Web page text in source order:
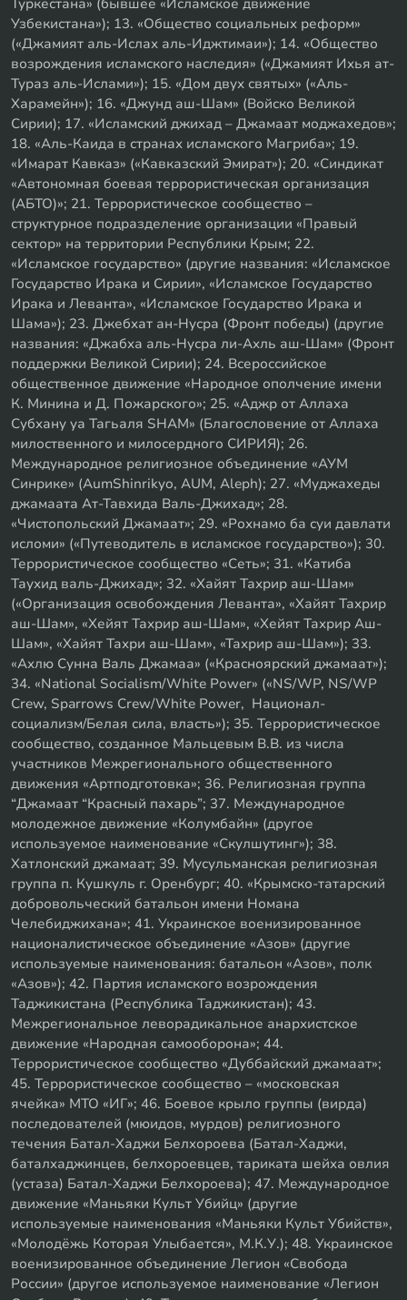
Узбекистана»); 13. «Общество социальных реформ»
(«Джамият аль-Ислах аль-Иджтимаи»); 14. «Общество
возрождения исламского наследия» («Джамият Ихья ат-
Тураз аль-Ислами»); 15. «Дом двух святых» («Аль-
Харамейн»); 16. «Джунд аш-Шам» (Войско Великой
Сирии); 17. «Исламский джихад – Джамаат моджахедов»;
18. «Аль-Каида в странах исламского Магриба»; 19.
«Имарат Кавказ» («Кавказский Эмират»); 20. «Синдикат
«Автономная боевая террористическая организация
(АБТО)»; 21. Террористическое сообщество –
структурное подразделение организации «Правый
сектор» на территории Республики Крым; 22.
«Исламское государство» (другие названия: «Исламское
Государство Ирака и Сирии», «Исламское Государство
Ирака и Леванта», «Исламское Государство Ирака и
Шама»); 23. Джебхат ан-Нусра (Фронт победы) (другие
названия: «Джабха аль-Нусра ли-Ахль аш-Шам» (Фронт
поддержки Великой Сирии); 24. Всероссийское
общественное движение «Народное ополчение имени
К. Минина и Д. Пожарского»; 25. «Аджр от Аллаха
Субхану уа Тагьаля SHAM» (Благословение от Аллаха
милоственного и милосердного СИРИЯ); 26.
Международное религиозное объединение «АУМ
Синрике» (AumShinrikyo, AUM, Aleph); 27. «Муджахеды
джамаата Ат-Тавхида Валь-Джихад»; 28.
«Чистопольский Джамаат»; 29. «Рохнамо ба суи давлати
исломи» («Путеводитель в исламское государство»); 30.
Террористическое сообщество «Сеть»; 31. «Катиба
Таухид валь-Джихад»; 32. «Хайят Тахрир аш-Шам»
(«Организация освобождения Леванта», «Хайят Тахрир
аш-Шам», «Хейят Тахрир аш-Шам», «Хейят Тахрир Аш-
Шам», «Хайят Тахри аш-Шам», «Тахрир аш-Шам»); 33.
«Ахлю Сунна Валь Джамаа» («Красноярский джамаат»);
34. «National Socialism/White Power» («NS/WP, NS/WP
Crew, Sparrows Crew/White Power, Национал-
социализм/Белая сила, власть»); 35. Террористическое
сообщество, созданное Мальцевым В.В. из числа
участников Межрегионального общественного
движения «Артподготовка»; 36. Религиозная группа
“Джамаат “Красный пахарь”; 37. Международное
молодежное движение «Колумбайн» (другое
используемое наименование «Скулшутинг»); 38.
Хатлонский джамаат; 39. Мусульманская религиозная
группа п. Кушкуль г. Оренбург; 40. «Крымско-татарский
добровольческий батальон имени Номана
Челебиджихана»; 41. Украинское военизированное
националистическое объединение «Азов» (другие
используемые наименования: батальон «Азов», полк
«Азов»); 42. Партия исламского возрождения
Таджикистана (Республика Таджикистан); 43.
Межрегиональное леворадикальное анархистское
движение «Народная самооборона»; 44.
Террористическое сообщество «Дуббайский джамаат»;
45. Террористическое сообщество – «московская
ячейка» МТО «ИГ»; 46. Боевое крыло группы (вирда)
последователей (мюидов, мурдов) религиозного
течения Батал-Хаджи Белхороева (Батал-Хаджи,
баталхаджинцев, белхороевцев, тариката шейха овлия
(устаза) Батал-Хаджи Белхороева); 47. Международное
движение «Маньяки Культ Убийц» (другие
используемые наименования «Маньяки Культ Убийств»,
«Молодёжь Которая Улыбается», М.К.У.); 48. Украинское
военизированное объединение Легион «Свобода
России» (другое используемое наименование «Легион